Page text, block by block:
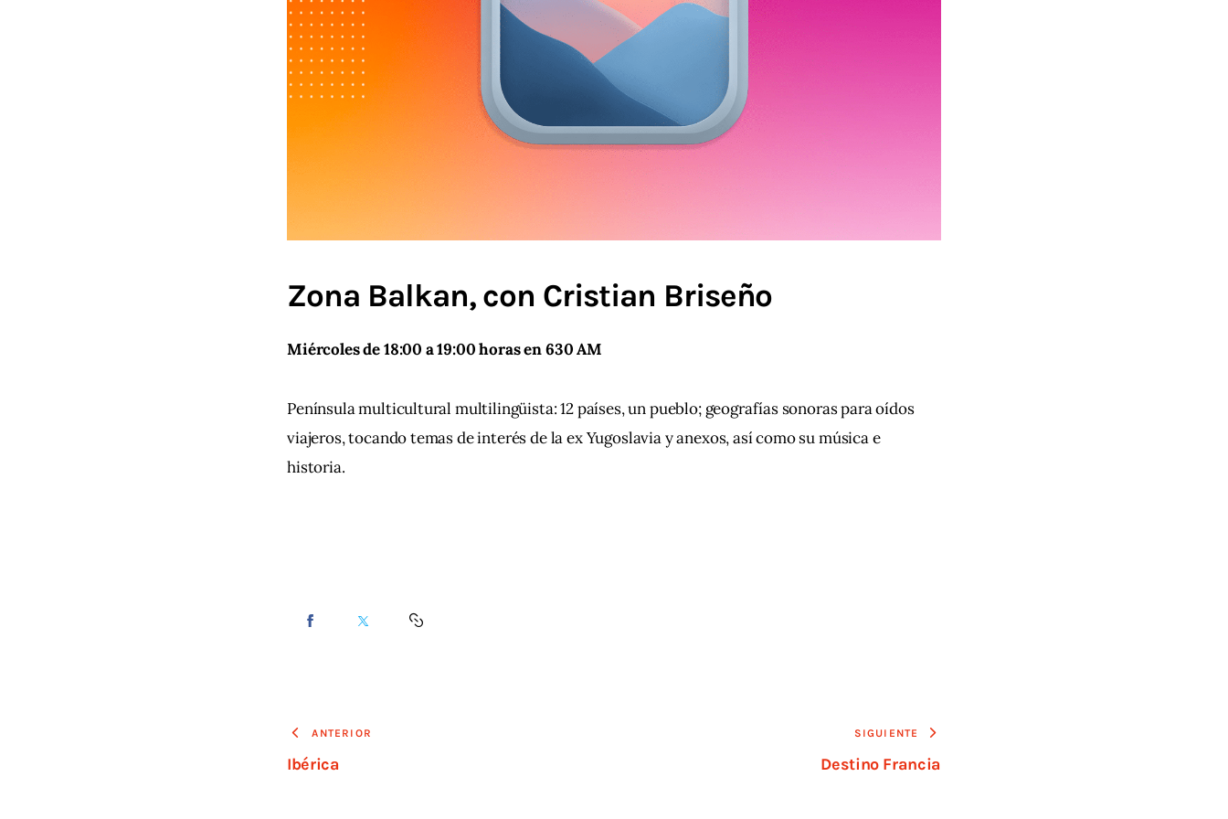
Zona Balkan, con Cristian Briseño
Miércoles de 18:00 a 19:00 horas en 630 AM
Península multicultural multilingüista: 12 países, un pueblo; geografías sonoras para oídos
viajeros, tocando temas de interés de la ex Yugoslavia y anexos, así como su música e
historia.
ANTERIOR
Ibérica
SIGUIENTE
Destino Francia